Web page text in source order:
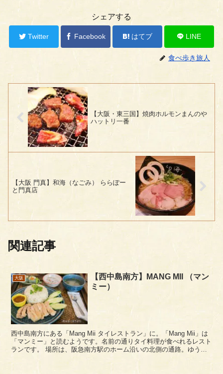
シェアする
Twitter Facebook はてブ LINE
食べ歩き旅人
【大阪・東三国】焼肉ホルモンまんのや
ハットリ一番
【大阪 門真】和海（なごみ） ららぽー
と門真店
関連記事
大阪
【西中島南方】MANG MII （マン
ミー）
西中島南方にある「Mang Mii タイレストラン」に。「Mang Mii」は
「マンミー」と読むようです。名前の通りタイ料理が食べれるレスト
ランです。 場所は、阪急南方駅のホーム沿いの北側の通路。ゆうす